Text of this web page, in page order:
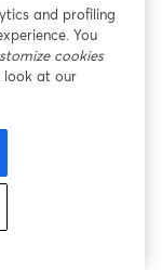
racconta la
implementarlo.
– CTO Seacom:
vector
e tutte le novità
AI-first.
su
and profiling
You
cookies
look at our